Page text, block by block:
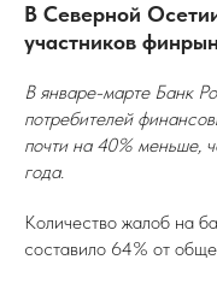
В Северной
участников
В январе-марте Банк
потребителей
почти на 40% меньше,
года.
Количество жалоб на
составило 64% от